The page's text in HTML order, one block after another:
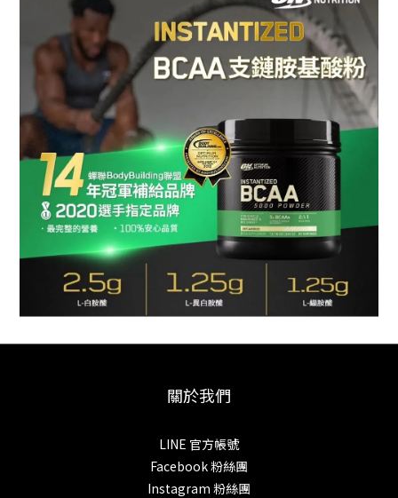
關於我們
LINE 官方帳號
Facebook 粉絲團
Instagram 粉絲團